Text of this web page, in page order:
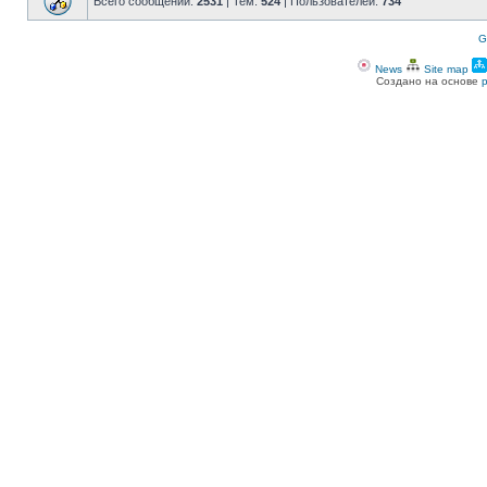
News Site map
Создано на основе